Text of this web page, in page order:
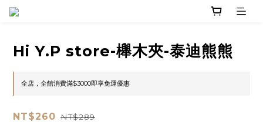
Hi Y.P store-櫸木夾-泰迪熊熊
全店，全館消費滿$3000即享免運優惠
NT$260 NT$289